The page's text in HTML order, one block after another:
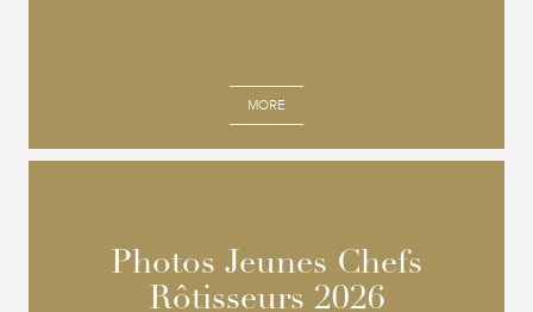
MORE
Photos Jeunes Chefs
Rôtisseurs 2026
Photos Jeunes Chefs
Rôtisseurs 2026